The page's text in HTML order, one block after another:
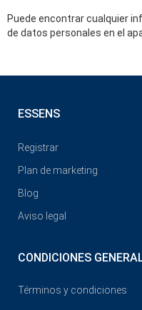
Puede encontrar cualquier
de datos personales en el
ESSENS
Registrar
Plan de marketing
Blog
Aviso legal
CONDICIONES
Términos y condiciones